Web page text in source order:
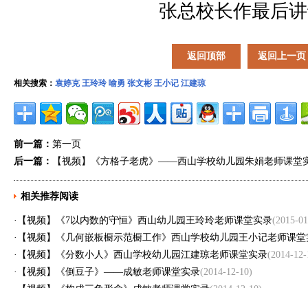
张总校长作最后
返回顶部 返回上一页
相关搜索： 袁婷克 王玲玲 喻勇 张文彬 王小记 江建琼
前一篇： 第一页
后一篇：
【视频】《方格子老虎》——西山学校幼儿园朱娟老师课堂
相关推荐阅读
· 【视频】《7以内数的守恒》西山幼儿园王玲玲老师课堂实录(2015-
·
【视频】《几何嵌板橱示范橱工作》西山学校幼儿园王小记老师课
·
【视频】《分数小人》西山学校幼儿园江建琼老师课堂实录(2014-
·
【视频】《倒豆子》——成敏老师课堂实录(2014-12-10)